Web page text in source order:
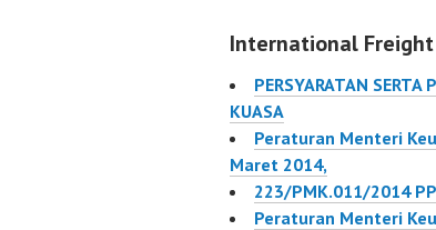
16 Desember 2015,
Uang Yang Digunakan
Untuk Penghitungan Dan
P Peraturan Menteri
Keuangan Nomor
226/PMK.04/2015
tanggal
International
PERSYARATAN SERTA
KUASA
Peraturan Menteri
Maret 2014,
223/PMK.011/2014
Peraturan Menteri